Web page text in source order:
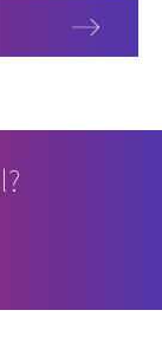
lärdomar och
på
på Data
- så har